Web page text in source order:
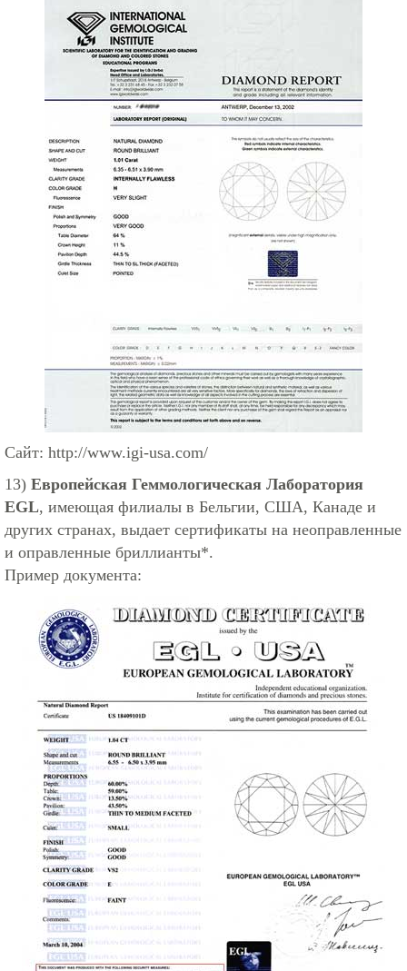
Сайт: http://www.igi-usa.com/
13) Европейская Геммологическая Лаборатория
EGL, имеющая филиалы в Бельгии, США, Канаде и
других странах, выдает сертификаты на неоправленные
и оправленные бриллианты*.
Пример документа: